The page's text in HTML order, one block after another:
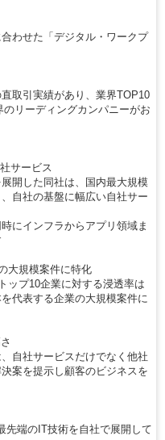
わせた「デジタル・ワークプ
取引実績があり、業界TOP10
リーディングカンパニーがお
サービス
開した同社は、国内最大規模
自社の基盤に幅広い自社サー
にインフラからアプリ領域ま
大規模案件に特化
ップ10企業に対する浸透率は
代表する企業の大規模案件に
自社サービスだけでなく他社
案を提示し顧客のビジネスを
先端のIT技術を自社で展開して